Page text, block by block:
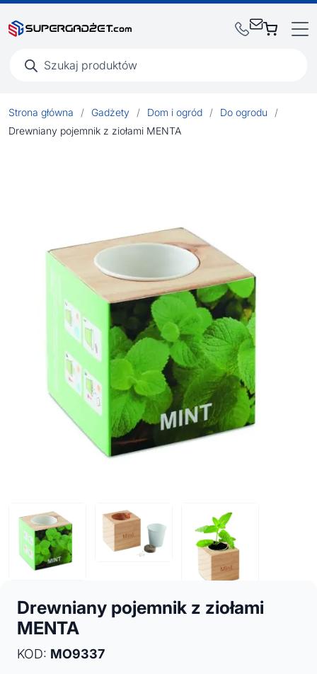
produktów
Strona główna / Gadżety / Dom i ogród / Do ogrodu
/
Drewniany pojemnik z ziołami MENTA
Drewniany pojemnik z ziołami
MENTA
KOD: MO9337